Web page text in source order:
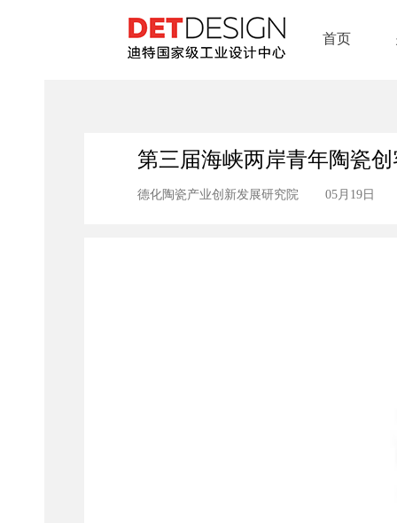
首页
第三届海峡两岸青年陶瓷创
德化陶瓷产业创新发展研究院 05月19日